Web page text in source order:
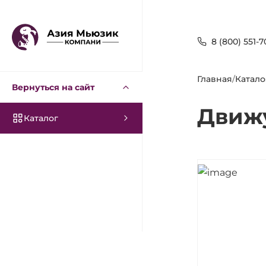
Вернуться на сайт
Каталог
8 (800) 551-
Главная/